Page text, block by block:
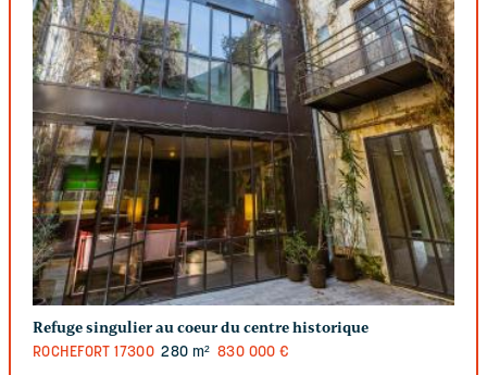
Refuge singulier au coeur du centre historique
ROCHEFORT 17300 280 m² 830 000 €